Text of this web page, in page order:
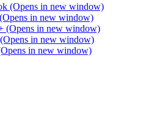
(Opens in new window)
in new window)
(Opens in new window)
in new window)
in new window)